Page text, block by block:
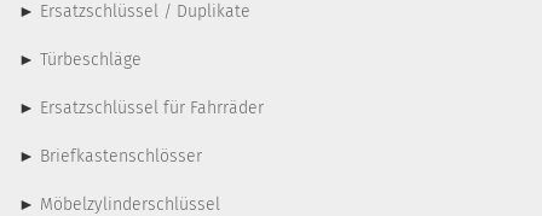
► Ersatzschlüssel / Duplikate
► Türbeschläge
► Ersatzschlüssel für Fahrräder
► Briefkastenschlösser
► Möbelzylinderschlüssel